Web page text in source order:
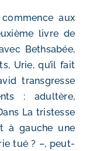
aux
livre de
Bethsabée,
Urie, qu’il fait
transgresse
: adultère,
La tristesse
à gauche une
tué ? –, peut-